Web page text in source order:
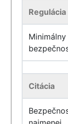
Regulácia
Citácia